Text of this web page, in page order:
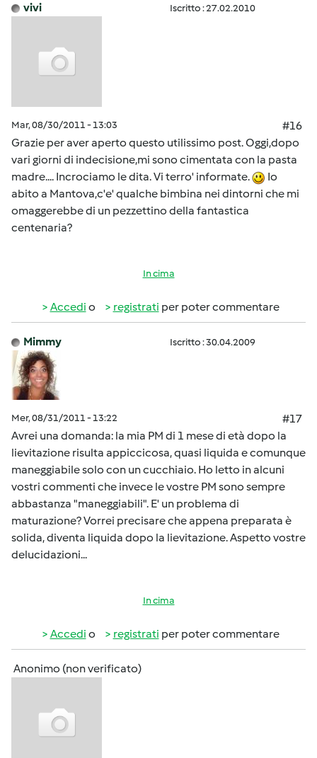
vivi Iscritto : 27.02.2010
Mar, 08/30/2011 - 13:03
#16
Grazie per aver aperto questo utilissimo post. Oggi,dopo
vari giorni di indecisione,mi sono cimentata con la pasta
madre.... Incrociamo le dita. Vi terro' informate.
Io
abito a Mantova,c'e' qualche bimbina nei dintorni che mi
omaggerebbe di un pezzettino della fantastica
centenaria?
In cima
Accedi o registrati per poter commentare
Mimmy Iscritto : 30.04.2009
Mer, 08/31/2011 - 13:22
#17
Avrei una domanda: la mia PM di 1 mese di età dopo la
lievitazione risulta appiccicosa, quasi liquida e comunque
maneggiabile solo con un cucchiaio. Ho letto in alcuni
vostri commenti che invece le vostre PM sono sempre
abbastanza "maneggiabili". E' un problema di
maturazione? Vorrei precisare che appena preparata è
solida, diventa liquida dopo la lievitazione. Aspetto vostre
delucidazioni...
In cima
Accedi o registrati per poter commentare
Anonimo (non verificato)